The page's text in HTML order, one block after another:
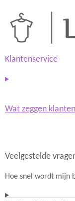
a
r
m
Klantenservice
Wat zeggen
Veelgestelde
Hoe snel wordt mijn